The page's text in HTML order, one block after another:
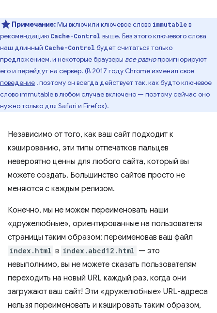
Примечание:Мы включили ключевое слово immutableв
рекомендацию Cache-Control выше. Без этого ключевого слова
наш длинный Cache-Control будет считаться только
предложением, и некоторые браузеры все равнопроигнорируют
его и перейдут на сервер. (В 2017 году Chromeизменил свое
поведение , поэтому он всегда действует так, как будто ключевое
слово immutable в любом случае включено — поэтому сейчас оно
нужно только для Safari и Firefox).
Независимо от того, как ваш сайт подходит к
кэшированию, эти типы отпечатков пальцев
невероятно ценны для любого сайта, который вы
можете создать. Большинство сайтов просто не
меняются с каждым релизом.
Конечно, мы не можем переименовать наши
«дружелюбные», ориентированные на пользователя
страницы таким образом: переименовав ваш файл
index.html в index.abcd12.html — это
невыполнимо, вы не можете сказать пользователям
переходить на новый URL каждый раз, когда они
загружают ваш сайт! Эти «дружелюбные» URL-адреса
нельзя переименовать и кэшировать таким образом,